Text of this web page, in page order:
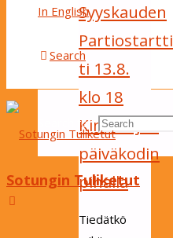
In English
Search
Search for:
Sotungin Tuliketut
Syyskauden
Partiostartti
ti 13.8.
klo 18
Kimokujan
päiväkodin
pihalla
Tiedätkö